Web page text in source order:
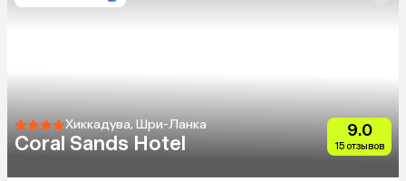
Хиккадува, Шри-Ланка
Coral Sands Hotel
9.0
15 отзывов